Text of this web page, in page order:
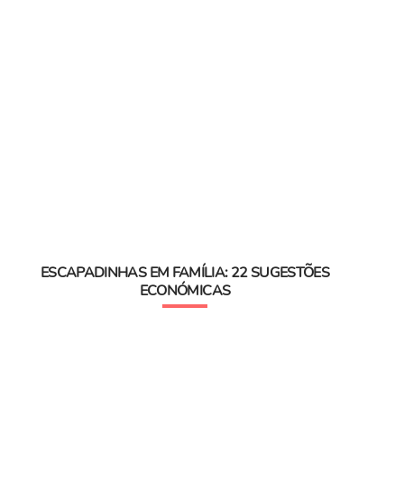
ESCAPADINHAS EM FAMÍLIA: 22 SUGESTÕES
ECONÓMICAS